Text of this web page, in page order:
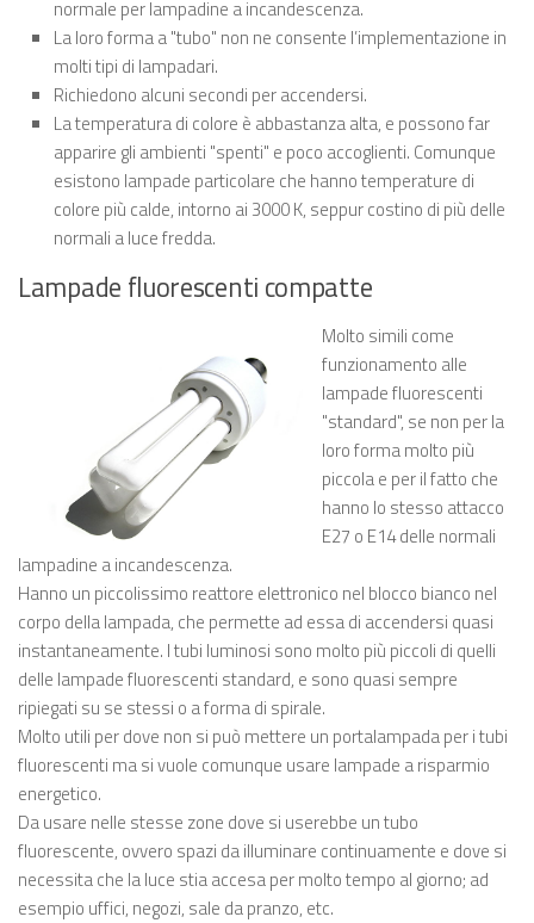
normale per lampadine a incandescenza.
La loro forma a "tubo" non ne consente l’implementazione in
molti tipi di lampadari.
Richiedono alcuni secondi per accendersi.
La temperatura di colore è abbastanza alta, e possono far
apparire gli ambienti "spenti" e poco accoglienti. Comunque
esistono lampade particolare che hanno temperature di
colore più calde, intorno ai 3000 K, seppur costino di più delle
normali a luce fredda.
Lampade fluorescenti compatte
Molto simili come
funzionamento alle
lampade fluorescenti
"standard", se non per la
loro forma molto più
piccola e per il fatto che
hanno lo stesso attacco
E27 o E14 delle normali
lampadine a incandescenza.
Hanno un piccolissimo reattore elettronico nel blocco bianco nel
corpo della lampada, che permette ad essa di accendersi quasi
instantaneamente. I tubi luminosi sono molto più piccoli di quelli
delle lampade fluorescenti standard, e sono quasi sempre
ripiegati su se stessi o a forma di spirale.
Molto utili per dove non si può mettere un portalampada per i tubi
fluorescenti ma si vuole comunque usare lampade a risparmio
energetico.
Da usare nelle stesse zone dove si userebbe un tubo
fluorescente, ovvero spazi da illuminare continuamente e dove si
necessita che la luce stia accesa per molto tempo al giorno; ad
esempio uffici, negozi, sale da pranzo, etc.